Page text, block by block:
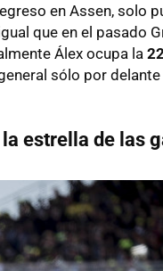
en Assen, solo
que en el pasado
Álex ocupa la
sólo por
estrella de las